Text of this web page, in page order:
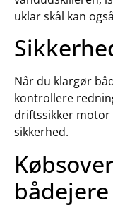
uklar skål kan
Når du klargør
kontrollere
driftssikker motor
sikkerhed.
bådejere